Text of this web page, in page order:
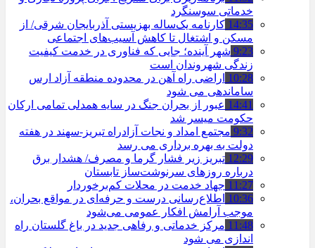
خدماتی سوسنگرد
14:35 کارنامه یک‌ساله بهزیستی آذربایجان شرقی/ از
مسکن و اشتغال تا کاهش آسیب‌های اجتماعی
9:23 شهر آینده؛ جایی که فناوری در خدمت کیفیت
زندگی شهروندان است
10:28 اراضی راه آهن در محدوده منطقه آزاد ارس
ساماندهی می شود
14:41 عبور از بحران جنگ در سایه همدلی تمامی ارکان
حکومت میسر شد
9:32 مجتمع امداد و نجات آزادراه تبریز-سهند در هفته
دولت به بهره ‌برداری می‌ رسد
12:29 تبریز زیر فشار گرما و مصرف/ هشدار برق
درباره روزهای سرنوشت‌ساز تابستان
11:27 جهاد خدمت در محلات کم‌برخوردار
10:36 اطلاع‌رسانی درست و حرفه‌ای در مواقع بحران،
موجب آرامش افکار عمومی می‌شود
11:48 مرکز خدماتی و رفاهی جدید در باغ گلستان راه
اندازی می شود